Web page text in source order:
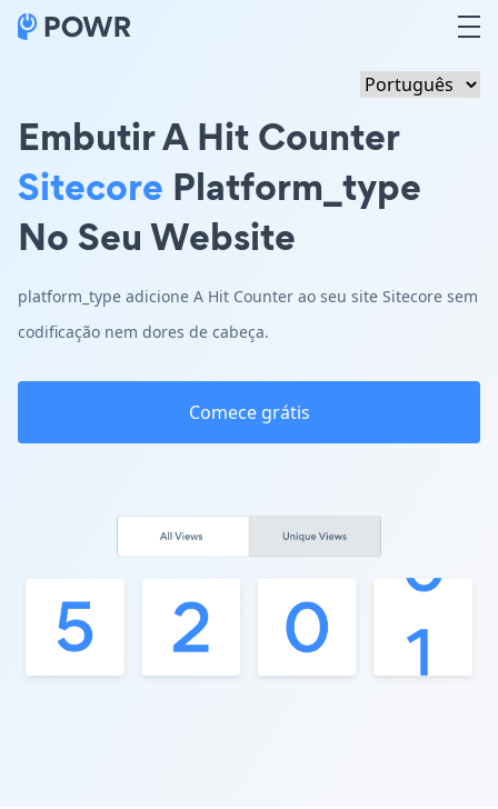
Embutir A Hit Counter
Sitecore Platform_type
No Seu Website
platform_type adicione A Hit Counter ao seu site Sitecore sem
codificação nem dores de cabeça.
Comece grátis